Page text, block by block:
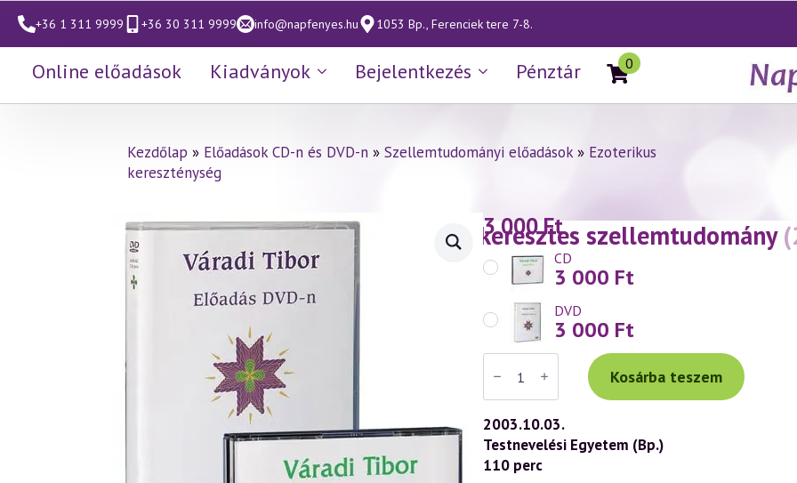
+36 1 311 9999 +36 30 311 9999 info@napfenyes.hu 1053 Bp., Ferenciek tere 7-8.
Online előadások Kiadványok Bejelentkezés Pénztár 0
Kezdőlap » Előadások CD-n és DVD-n » Szellemtudományi előadások» Ezoterikus
kereszténység
Váradi Tibor előadás (308) — Rózsakeresztes szellemtudomány
3 000Ft
CD
3 000 Ft
DVD
3 000 Ft
Váradi
Tibor
előadás
(308)
—
Rózsakeresztes
szellemtudomány
(2003.10.03.)
mennyiség
Kosárba teszem
2003.10.03.
Testnevelési Egyetem (Bp.)
110 perc